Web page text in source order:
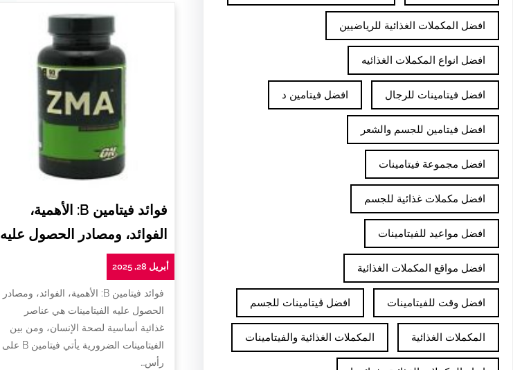
افضل المكملات الغذائية للرياضيين
افضل انواع المكملات الغذائيه
افضل فيتامينات للرجال افضل فيتامين د
افضل فيتامين للجسم والشعر
افضل مجموعة فيتامينات
افضل مكملات غذائية للجسم
افضل مواعيد للفيتامينات
افضل مواقع المكملات الغذائية
افضل وقت للفيتامينات افضل ڤيتامينات للجسم
المكملات الغذائية المكملات الغذائية والفيتامينات
فوائد فيتامين B: الأهمية،
الفوائد، ومصادر الحصول عليه
أبريل 28, 2025
فوائد فيتامين B: الأهمية، الفوائد، ومصادر
الحصول عليه الفيتامينات هي عناصر
غذائية أساسية لصحة الإنسان، ومن بين
الفيتامينات الضرورية يأتي فيتامين B على
رأس…